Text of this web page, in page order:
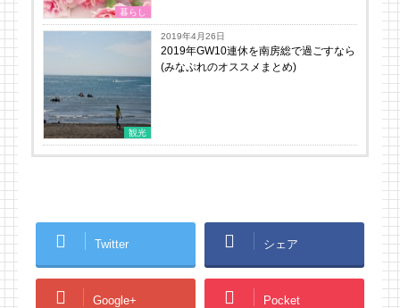
暮らし
観光
2019年4月26日
2019年GW10連休を南房総で過ごすなら
(みなぷれのオススメまとめ)
Twitter シェア
Google+ Pocket